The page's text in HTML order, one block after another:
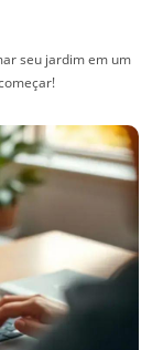
seu jardim em um